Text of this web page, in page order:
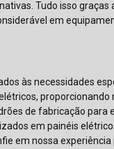
Tudo isso
em
às necessidades
de fabricação para
em painéis
em nossa